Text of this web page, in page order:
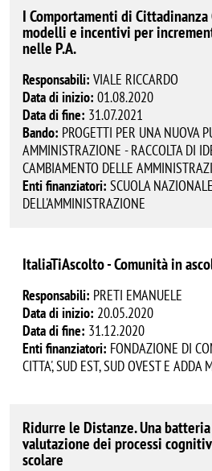
I Comportamenti di
modelli e incentivi per
nelle P.A.
Responsabili: VIALE RICCARDO
Data di inizio: 01.08.2020
Data di fine: 31.07.2021
Bando: PROGETTI PER UNA NUOVA
AMMINISTRAZIONE - RACCOLTA DI
CAMBIAMENTO DELLE
Enti finanziatori: SCUOLA NAZIONALE
DELL'AMMINISTRAZIONE
ItaliaTiAscolto - Comunità in
Responsabili: PRETI EMANUELE
Data di inizio: 20.05.2020
Data di fine: 31.12.2020
Enti finanziatori: FONDAZIONE DI
CITTA', SUD EST, SUD OVEST E ADDA
Ridurre le Distanze. Una
valutazione dei processi
scolare